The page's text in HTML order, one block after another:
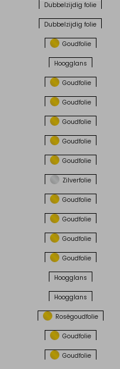
Dubbelzijdig folie
Dubbelzijdig folie
Goudfolie
Hoogglans
Goudfolie
Goudfolie
Goudfolie
Goudfolie
Goudfolie
Zilverfolie
Goudfolie
Goudfolie
Goudfolie
Goudfolie
Hoogglans
Hoogglans
Roségoudfolie
Goudfolie
Goudfolie